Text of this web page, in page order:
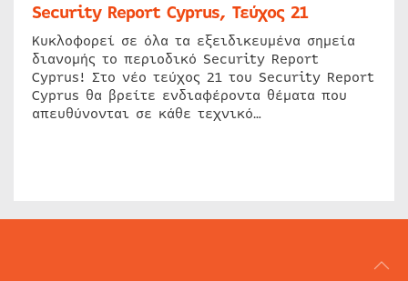
Security Report Cyprus, Τεύχος 21
Κυκλοφορεί σε όλα τα εξειδικευμένα σημεία
διανομής το περιοδικό Security Report
Cyprus! Στο νέο τεύχος 21 του Security Report
Cyprus θα βρείτε ενδιαφέροντα θέματα που
απευθύνονται σε κάθε τεχνικό…